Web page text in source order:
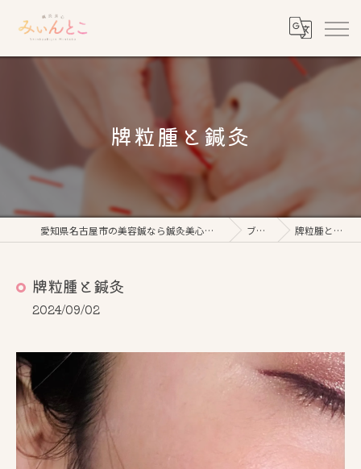
牌粒腫と鍼灸
愛知県名古屋市の美容鍼なら鍼灸美心みぃんとこ ブログ 牌粒腫と鍼灸
牌粒腫と鍼灸
2024/09/02